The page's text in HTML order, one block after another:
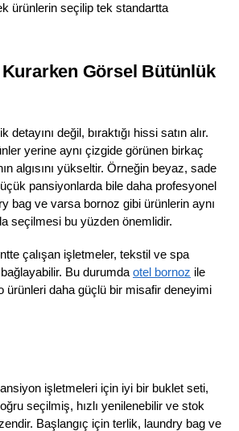
ürünlerin seçilip tek standartta
Görsel Bütünlük
değil, bıraktığı hissi satın alır.
yerine aynı çizgide görünen birkaç
algısını yükseltir. Örneğin beyaz, sade
pansiyonlarda bile daha profesyonel
bag ve varsa bornoz gibi ürünlerin aynı
seçilmesi bu yüzden önemlidir.
çalışan işletmeler, tekstil ve spa
bağlayabilir. Bu durumda otel bornoz ile
ürünleri daha güçlü bir misafir deneyimi
işletmeleri için iyi bir buklet seti,
seçilmiş, hızlı yenilenebilir ve stok
Başlangıç için terlik, laundry bag ve